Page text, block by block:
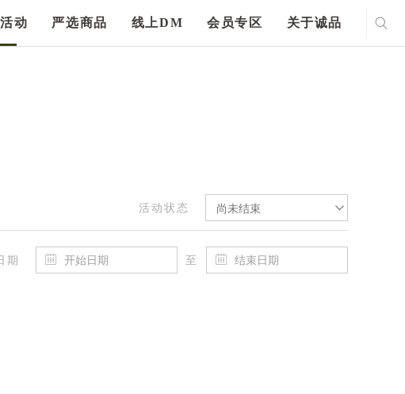
动 严选商品 线上DM 会员专区 关于诚品
活动状态 尚未结束
期 至